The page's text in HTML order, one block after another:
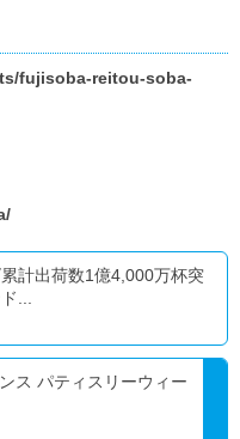
fujisoba-reitou-soba-
累計出荷数1億4,000万杯突
...
ス パティスリーウィー